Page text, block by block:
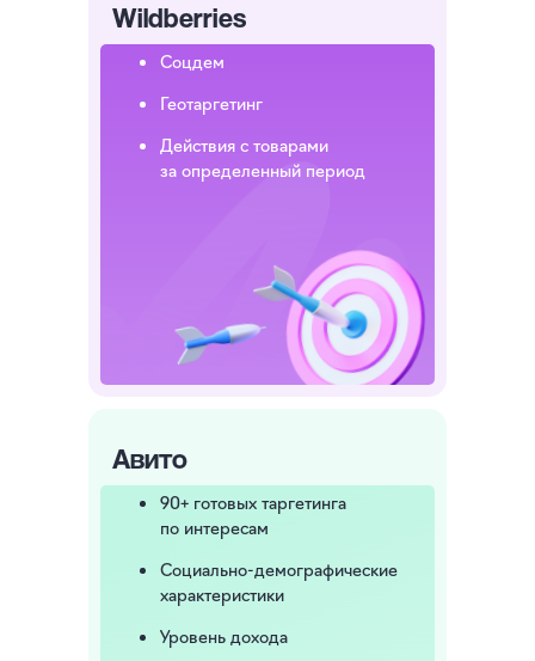
Авито
90+ готовых таргетинга
по интересам
Социально-демографические
характеристики
Уровень дохода
Wildberries
Cоцдем
Геотаргетинг
Действия с товарами
за определенный период